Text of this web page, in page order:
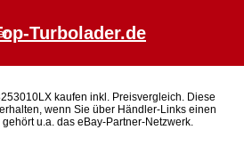
Turbolader.de
kaufen inkl. Preisvergleich. Diese
wenn Sie über Händler-Links einen
u.a. das eBay-Partner-Netzwerk.